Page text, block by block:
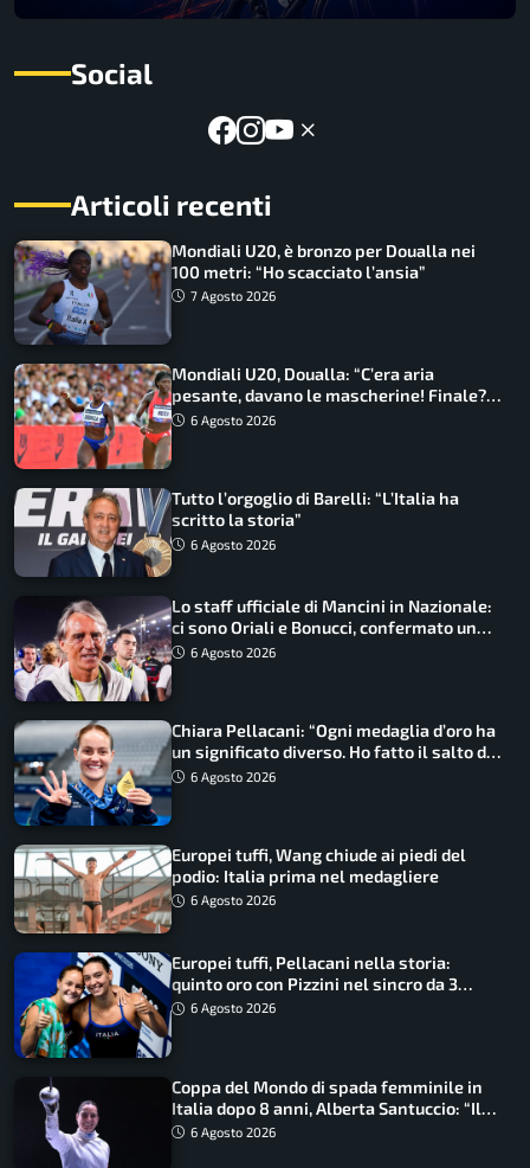
Social
Articoli recenti
Mondiali U20, è bronzo per Doualla nei
100 metri: “Ho scacciato l’ansia”
7 Agosto 2026
Mondiali U20, Doualla: “C’era aria
pesante, davano le mascherine! Finale?
Non ho nulla da perdere”
6 Agosto 2026
Tutto l’orgoglio di Barelli: “L’Italia ha
scritto la storia”
6 Agosto 2026
Lo staff ufficiale di Mancini in Nazionale:
ci sono Oriali e Bonucci, confermato un
ritorno
6 Agosto 2026
Chiara Pellacani: “Ogni medaglia d’oro ha
un significato diverso. Ho fatto il salto di
qualità”
6 Agosto 2026
Europei tuffi, Wang chiude ai piedi del
podio: Italia prima nel medagliere
6 Agosto 2026
Europei tuffi, Pellacani nella storia:
quinto oro con Pizzini nel sincro da 3
metri
6 Agosto 2026
Coppa del Mondo di spada femminile in
Italia dopo 8 anni, Alberta Santuccio: “Il
lavoro dà sempre i suoi frutti”
6 Agosto 2026